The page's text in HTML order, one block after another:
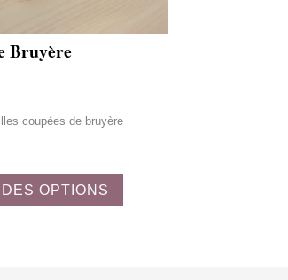
Bruyère
coupées de bruyère
OPTIONS